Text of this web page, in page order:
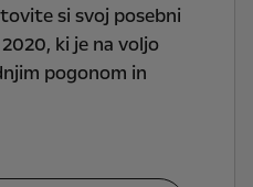
si svoj posebni
ki je na voljo
pogonom in